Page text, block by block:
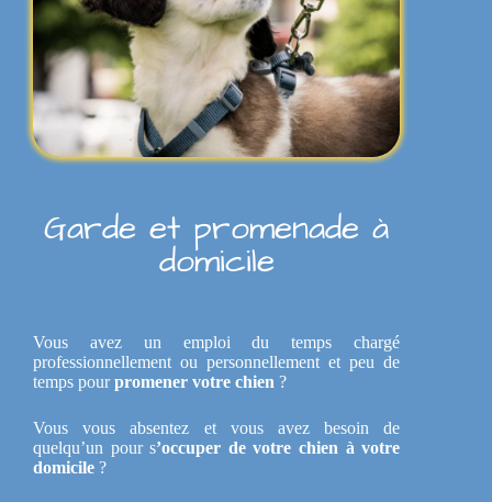
Garde et promenade à
domicile
Vous avez un emploi du temps chargé
professionnellement ou personnellement et peu de
temps pourpromener votre chien ?
Vous vous absentez et vous avez besoin de
quelqu’un pour s’occuper de votre chien à votre
domicile ?